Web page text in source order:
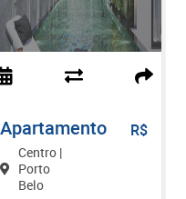
Apartamento
Centro |
Porto
Belo
R$